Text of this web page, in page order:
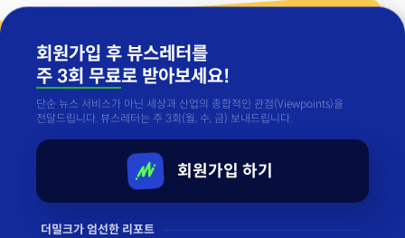
회원가입 후 뷰스레터를
주 3회 무료로 받아보세요!
단순 뉴스 서비스가 아닌 세상과 산업의 종합적인 관점(Viewpoints)을
전달드립니다. 뷰스레터는 주 3회(월, 수, 금) 보내드립니다.
회원가입 하기
더밀크가 엄선한 리포트